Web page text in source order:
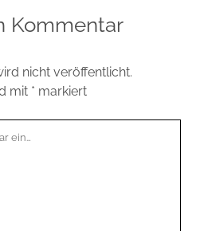
Kommentar
nicht veröffentlicht.
mit * markiert